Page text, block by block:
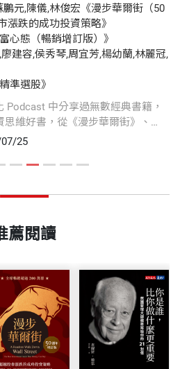
元,陳儀,林俊宏《漫步華爾街（50
漲跌的成功投資策略》
心態（暢銷增訂版）》
建容,侯秀琴,周宜芳,楊幼蘭,林麗冠,
準選股》
Podcast 中分享過無數經典書籍，
維好書，從《漫步華爾街》、
》，每一本都是提升財務素養、
25
薦閱讀